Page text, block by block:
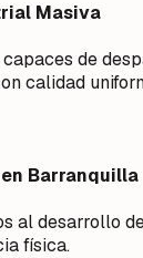
Masiva
de
calidad
Barranquilla
al desarrollo
física.